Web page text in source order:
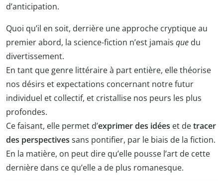
d’anticipation.
Quoi qu’il en soit, derrière une approche cryptique au
premier abord, la science-fiction n’est jamais que du
divertissement.
En tant que genre littéraire à part entière, elle théorise
nos désirs et expectations concernant notre futur
individuel et collectif, et cristallise nos peurs les plus
profondes.
Ce faisant, elle permet d’exprimer des idées et detracer
des perspectives sans pontifier, par le biais de la fiction.
En la matière, on peut dire qu’elle pousse l’art de cette
dernière dans ce qu’elle a de plus romanesque.